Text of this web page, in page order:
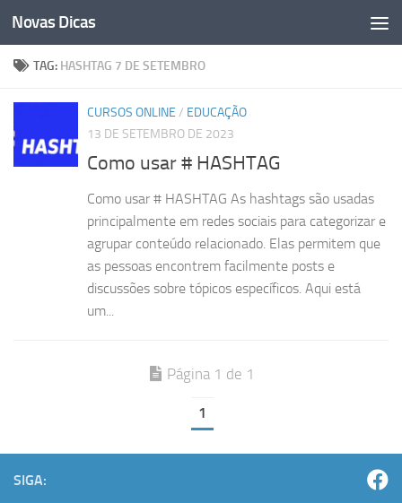
Skip to content
Novas Dicas
TAG: HASHTAG 7 DE SETEMBRO
CURSOS ONLINE / EDUCAÇÃO
13 DE SETEMBRO DE 2023
Como usar # HASHTAG
Como usar # HASHTAG As hashtags são usadas
principalmente em redes sociais para categorizar e
agrupar conteúdo relacionado. Elas permitem que
as pessoas encontrem facilmente posts e
discussões sobre tópicos específicos. Aqui está
um...
Página 1 de 1
1
SIGA: